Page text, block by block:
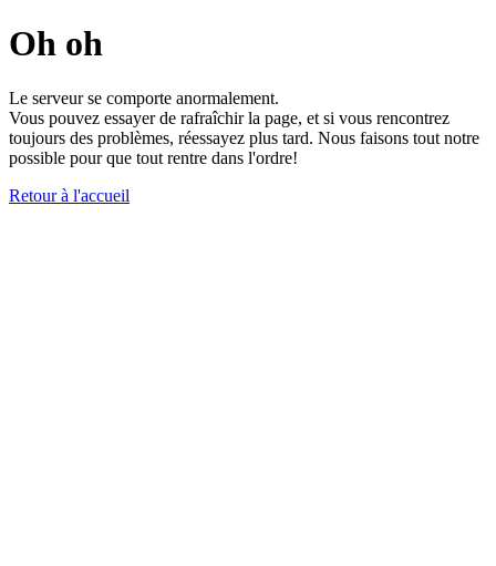
Oh oh
Le serveur se comporte anormalement.
Vous pouvez essayer de rafraîchir la page, et si vous rencontrez
toujours des problèmes, réessayez plus tard. Nous faisons tout notre
possible pour que tout rentre dans l'ordre!
Retour à l'accueil